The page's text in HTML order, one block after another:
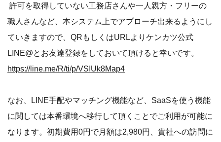
許可を取得していない工務店さんや一人親方・フリーの
職人さんなど、本システム上でアプローチ出来るようにし
ていきますので、QRもしくはURLよりケンカツ公式
LINE@とお友達登録をしておいて頂けると幸いです。
https://line.me/R/ti/p/VSIUk8Map4
なお、LINE手配やマッチング機能など、SaaSを使う機能
に関しては本番環境へ移行して頂くことでご利用が可能に
なります。初期費用0円で月額は2,980円、貴社への訪問に